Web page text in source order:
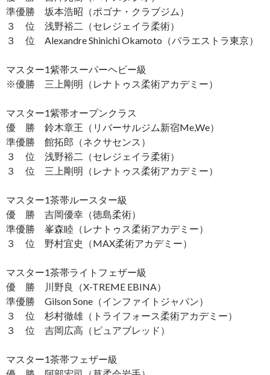
準優勝 坂本浩昭（ポゴナ・クラブジム）
３ 位 浅野裕二（セレジェイラ柔術）
３ 位 Alexandre Shinichi Okamoto（パラエストラ東京）
マスター1紫帯スーパーヘビー級
※優勝 三上剛明（レナトゥス柔術アカデミー）
マスター1紫帯オープンクラス
優 勝 鈴木章王（リバーサルジム新宿Me,We）
準優勝 館拓郎（ネクサセンス）
３ 位 浅野裕二（セレジェイラ柔術）
３ 位 三上剛明（レナトゥス柔術アカデミー）
マスター1茶帯ルースター級
優 勝 吉岡優幸（徳島柔術）
準優勝 峯森睦（レナトゥス柔術アカデミー）
３ 位 野村宜史（MAX柔術アカデミー）
マスター1茶帯ライトフェザー級
優 勝 川野良（X-TREME EBINA）
準優勝 Gilson Sone（インファイトジャパン）
３ 位 杉村徹雄（トライフォース柔術アカデミー）
３ 位 吉岡広高（ピュアブレッド）
マスター1茶帯フェザー級